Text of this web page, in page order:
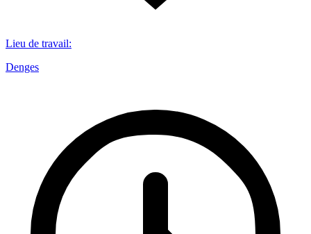
Lieu de travail:
Denges